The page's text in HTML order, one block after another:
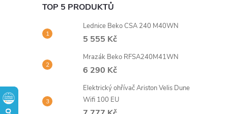
P
o
s
t
TOP 5 PRODUKTŮ
Lednice Beko CSA 240 M40WN
5 555 Kč
Mrazák Beko RFSA240M41WN
6 290 Kč
Elektrický ohřívač Ariston Velis Dune
Wifi 100 EU